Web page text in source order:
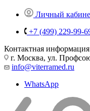
Личный
+7 (499) 229-99-
Контактная информация
г. Москва, ул.
info@viterramed.ru
WhatsApp